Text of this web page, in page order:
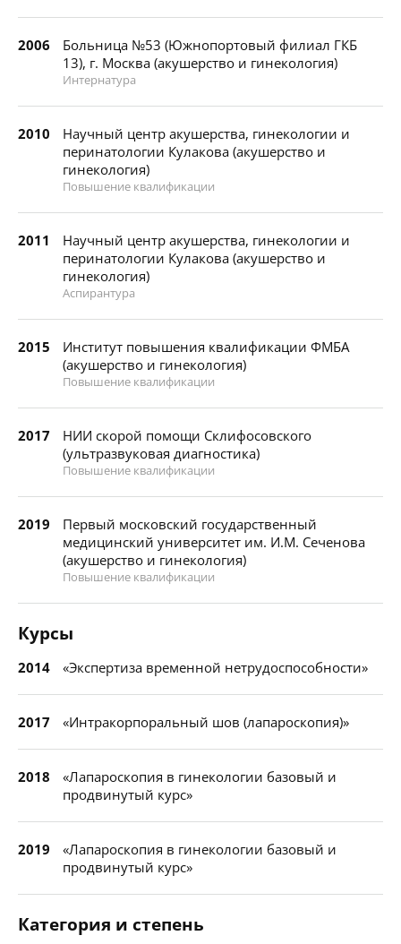
2006
Больница №53 (Южнопортовый филиал ГКБ
13), г. Москва (акушерство и гинекология)
Интернатура
2010
Научный центр акушерства, гинекологии и
перинатологии Кулакова (акушерство и
гинекология)
Повышение квалификации
2011
Научный центр акушерства, гинекологии и
перинатологии Кулакова (акушерство и
гинекология)
Аспирантура
2015
Институт повышения квалификации ФМБА
(акушерство и гинекология)
Повышение квалификации
2017
НИИ скорой помощи Склифосовского
(ультразвуковая диагностика)
Повышение квалификации
2019
Первый московский государственный
медицинский университет им. И.М. Сеченова
(акушерство и гинекология)
Повышение квалификации
Курсы
2014 «Экспертиза временной нетрудоспособности»
2017 «Интракорпоральный шов (лапароскопия)»
2018
«Лапароскопия в гинекологии базовый и
продвинутый курс»
2019
«Лапароскопия в гинекологии базовый и
продвинутый курс»
Категория и степень